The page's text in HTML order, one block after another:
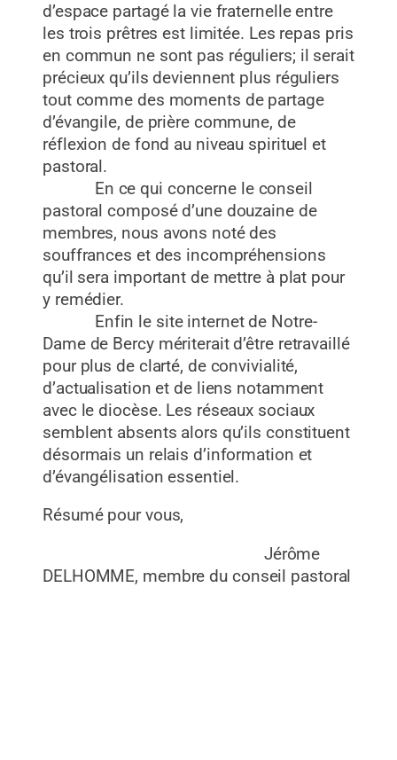
d’espace partagé la vie fraternelle entre
les trois prêtres est limitée. Les repas pris
en commun ne sont pas réguliers; il serait
précieux qu’ils deviennent plus réguliers
tout comme des moments de partage
d’évangile, de prière commune, de
réflexion de fond au niveau spirituel et
pastoral.
En ce qui concerne le conseil
pastoral composé d’une douzaine de
membres, nous avons noté des
souffrances et des incompréhensions
qu’il sera important de mettre à plat pour
y remédier.
Enfin le site internet de Notre-
Dame de Bercy mériterait d’être retravaillé
pour plus de clarté, de convivialité,
d’actualisation et de liens notamment
avec le diocèse. Les réseaux sociaux
semblent absents alors qu’ils constituent
désormais un relais d’information et
d’évangélisation essentiel.
Résumé pour vous,
Jérôme
DELHOMME, membre du conseil pastoral